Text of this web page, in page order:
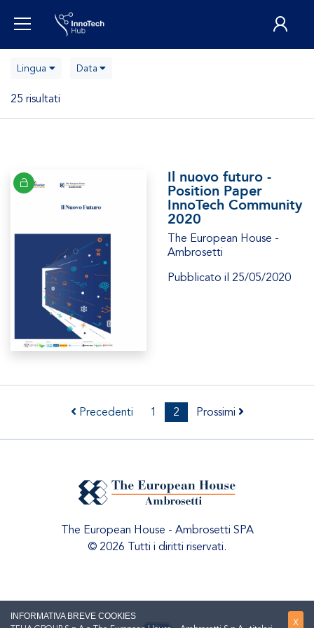
Lingua Data
25 risultati
Il nuovo futuro -
Position Paper
InnoTech Community
2020
The European House -
Ambrosetti
Pubblicato il 25/05/2020
Precedenti 1 2 Prossimi
The European House - Ambrosetti SPA
© 2026 Tutti i diritti riservati.
X
INFORMATIVA BREVE COOKIES